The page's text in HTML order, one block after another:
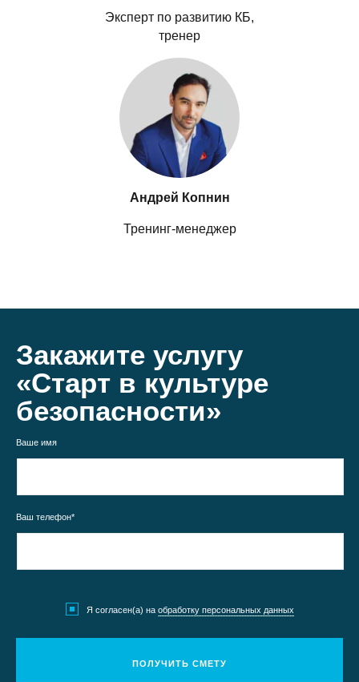
Эксперт по развитию КБ,
тренер
Андрей Копнин
Тренинг-менеджер
Закажите услугу
«Старт в культуре
безопасности»
Ваше имя
Ваш телефон*
Я согласен(а) на обработку персональных данных
ПОЛУЧИТЬ СМЕТУ